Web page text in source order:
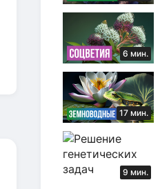
6 мин.
17 мин.
9 мин.